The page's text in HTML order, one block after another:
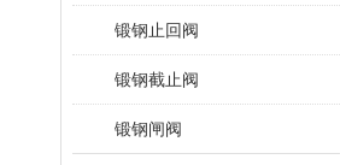
锻钢止回阀
锻钢截止阀
锻钢闸阀